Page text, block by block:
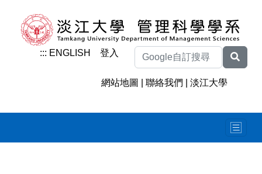
::: ENGLISH 登入
網站地圖 |聯絡我們 |淡江大學